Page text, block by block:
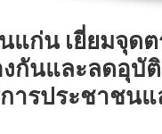
แก่น เยี่ยมจุด
กันและลดอุบั
ารประชาชน